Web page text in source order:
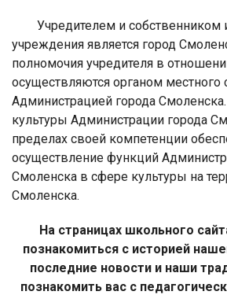
Учредителем и собственником
учреждения является город
полномочия учредителя в
осуществляются органом местного
Администрацией города
культуры Администрации города
пределах своей компетенции
осуществление функций
Смоленска в сфере культуры на
Смоленска.
На страницах школьного
познакомиться с историей
последние новости и наши
познакомить вас с